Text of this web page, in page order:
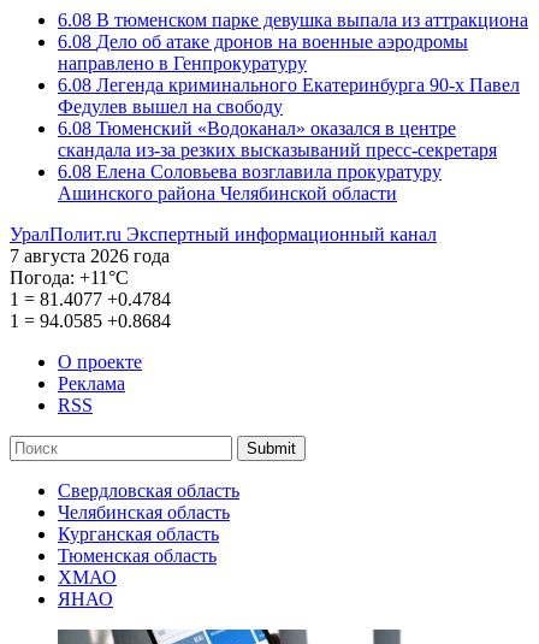
6.08 В тюменском парке девушка выпала из аттракциона
6.08 Дело об атаке дронов на военные аэродромы
направлено в Генпрокуратуру
6.08 Легенда криминального Екатеринбурга 90-х Павел
Федулев вышел на свободу
6.08 Тюменский «Водоканал» оказался в центре
скандала из-за резких высказываний пресс-секретаря
6.08 Елена Соловьева возглавила прокуратуру
Ашинского района Челябинской области
УралПолит.ru Экспертный информационный канал
7 августа 2026 года
Погода: +11°С
1 = 81.4077 +0.4784
1 = 94.0585 +0.8684
О проекте
Реклама
RSS
Submit
Свердловская область
Челябинская область
Курганская область
Тюменская область
ХМАО
ЯНАО